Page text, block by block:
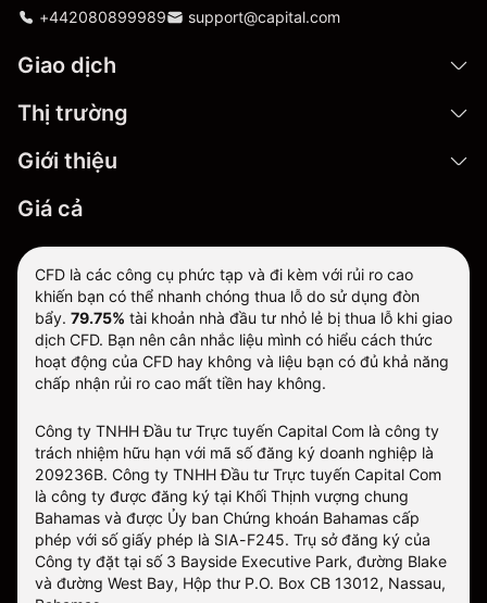
+442080899989 support@capital.com
Giao dịch
Thị trường
Giới thiệu
Giá cả
CFD là các công cụ phức tạp và đi kèm với rủi ro cao
khiến bạn có thể nhanh chóng thua lỗ do sử dụng đòn
bẩy. 79.75% tài khoản nhà đầu tư nhỏ lẻ bị thua lỗ khi giao
dịch CFD. Bạn nên cân nhắc liệu mình có hiểu cách thức
hoạt động của CFD hay không và liệu bạn có đủ khả năng
chấp nhận rủi ro cao mất tiền hay không.
Công ty TNHH Đầu tư Trực tuyến Capital Com là công ty
trách nhiệm hữu hạn với mã số đăng ký doanh nghiệp là
209236B. Công ty TNHH Đầu tư Trực tuyến Capital Com
là công ty được đăng ký tại Khối Thịnh vượng chung
Bahamas và được Ủy ban Chứng khoán Bahamas cấp
phép với số giấy phép là SIA-F245. Trụ sở đăng ký của
Công ty đặt tại số 3 Bayside Executive Park, đường Blake
và đường West Bay, Hộp thư P.O. Box CB 13012, Nassau,